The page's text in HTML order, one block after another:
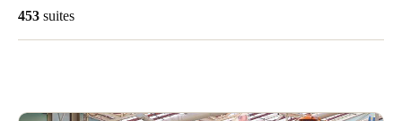
453 suites